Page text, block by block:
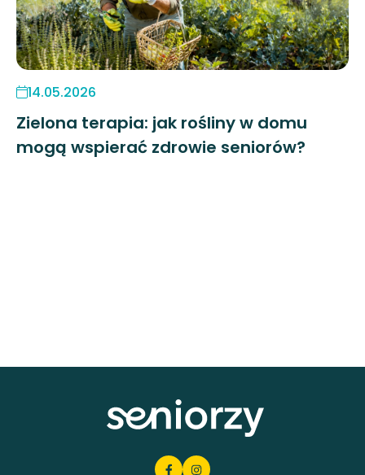
14.05.2026
Zielona terapia: jak rośliny w domu
mogą wspierać zdrowie seniorów?